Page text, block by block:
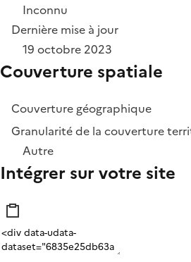
Inconnu
Dernière mise à jour
19 octobre 2023
Couverture spatiale
Couverture géographique
Granularité de la couverture
Autre
Intégrer sur votre site